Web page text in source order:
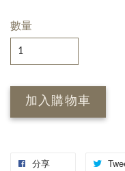
數量
加入購物車
分享